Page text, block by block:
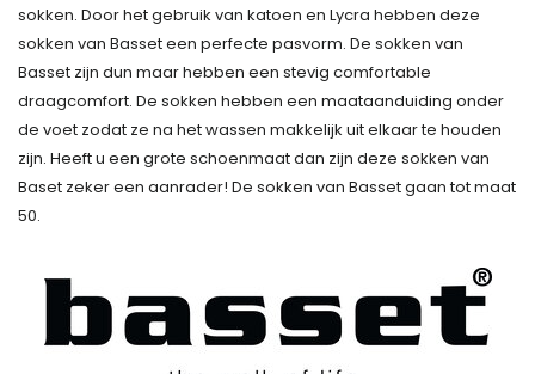
sokken. Door het gebruik van katoen en Lycra hebben deze
sokken van Basset een perfecte pasvorm. De sokken van
Basset zijn dun maar hebben een stevig comfortable
draagcomfort. De sokken hebben een maataanduiding onder
de voet zodat ze na het wassen makkelijk uit elkaar te houden
zijn. Heeft u een grote schoenmaat dan zijn deze sokken van
Baset zeker een aanrader! De sokken van Basset gaan tot maat
50.